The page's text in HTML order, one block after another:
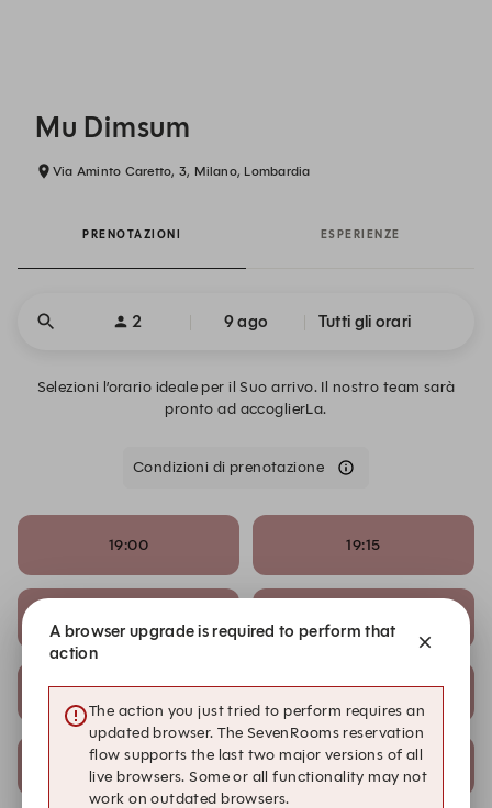
Mu Dimsum
Via Aminto Caretto, 3, Milano, Lombardia
PRENOTAZIONI ESPERIENZE
2 9 ago Tutti gli orari
Selezioni l’orario ideale per il Suo arrivo. Il nostro team sarà
pronto ad accoglierLa.
Condizioni di prenotazione
19:00 19:15
20:00 20:15
20:30 20:45
A browser upgrade is required to perform that
action
The action you just tried to perform requires an
updated browser. The SevenRooms reservation
flow supports the last two major versions of all
live browsers. Some or all functionality may not
work on outdated browsers.